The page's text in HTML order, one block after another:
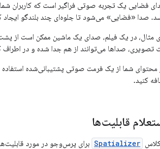
فضایی یک تجربه صوتی فراگیر است که کاربران
صدا «فضایی» می‌شود تا جلوه‌ای چند بلندگو ایجاد
مثال، در یک فیلم، صدای یک ماشین ممکن است از
صداها می‌توانند از هم جدا شده و در اطراف
کنید.
قابلیت‌ها
Spatializer برای پرس‌وجو در مورد